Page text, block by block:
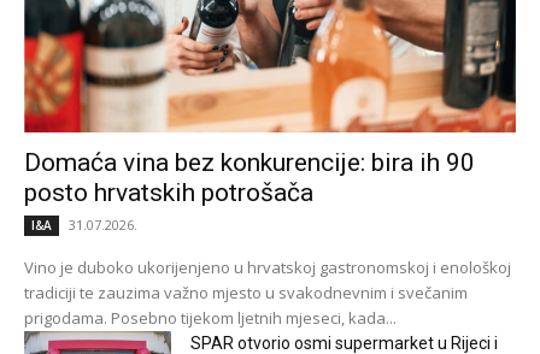
Domaća vina bez konkurencije: bira ih 90
posto hrvatskih potrošača
I&A 31.07.2026.
Vino je duboko ukorijenjeno u hrvatskoj gastronomskoj i enološkoj
tradiciji te zauzima važno mjesto u svakodnevnim i svečanim
prigodama. Posebno tijekom ljetnih mjeseci, kada...
SPAR otvorio osmi supermarket u Rijeci i